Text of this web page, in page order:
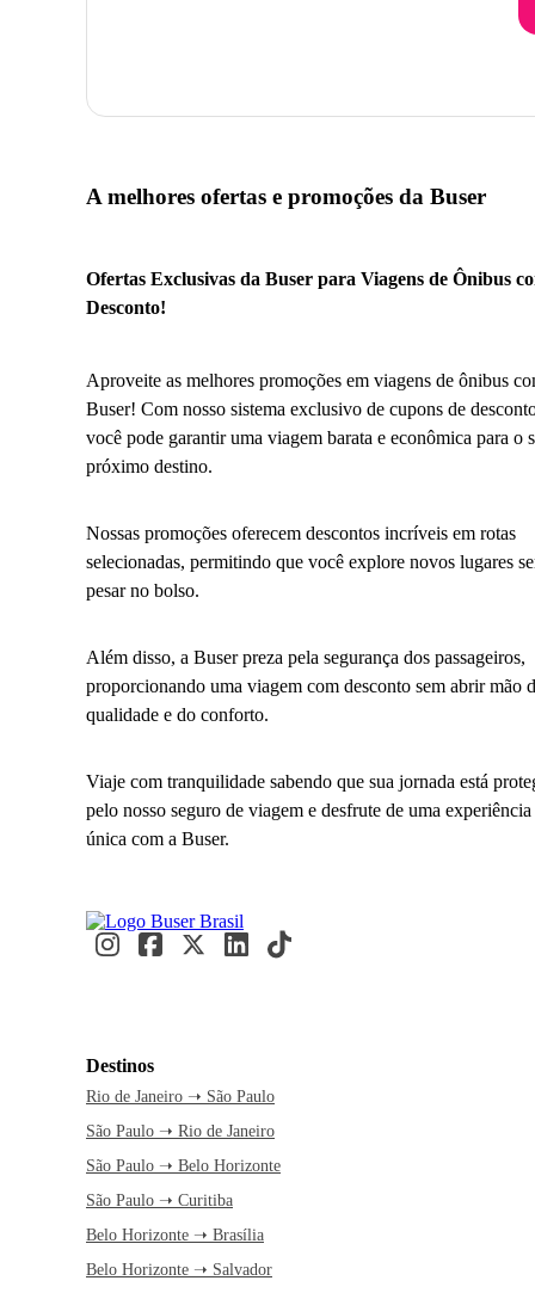
A melhores ofertas e promoções da Buser
Ofertas Exclusivas da Buser para Viagens de Ônibus
Desconto!
Aproveite as melhores promoções em viagens de ônibus
Buser! Com nosso sistema exclusivo de cupons de
você pode garantir uma viagem barata e econômica para o
próximo destino.
Nossas promoções oferecem descontos incríveis em rotas
selecionadas, permitindo que você explore novos lugares
pesar no bolso.
Além disso, a Buser preza pela segurança dos passageiros,
proporcionando uma viagem com desconto sem abrir mão
qualidade e do conforto.
Viaje com tranquilidade sabendo que sua jornada está
pelo nosso seguro de viagem e desfrute de uma experiência
única com a Buser.
Destinos
Rio de Janeiro ➝ São Paulo
São Paulo ➝ Rio de Janeiro
São Paulo ➝ Belo Horizonte
São Paulo ➝ Curitiba
Belo Horizonte ➝ Brasília
Belo Horizonte ➝ Salvador